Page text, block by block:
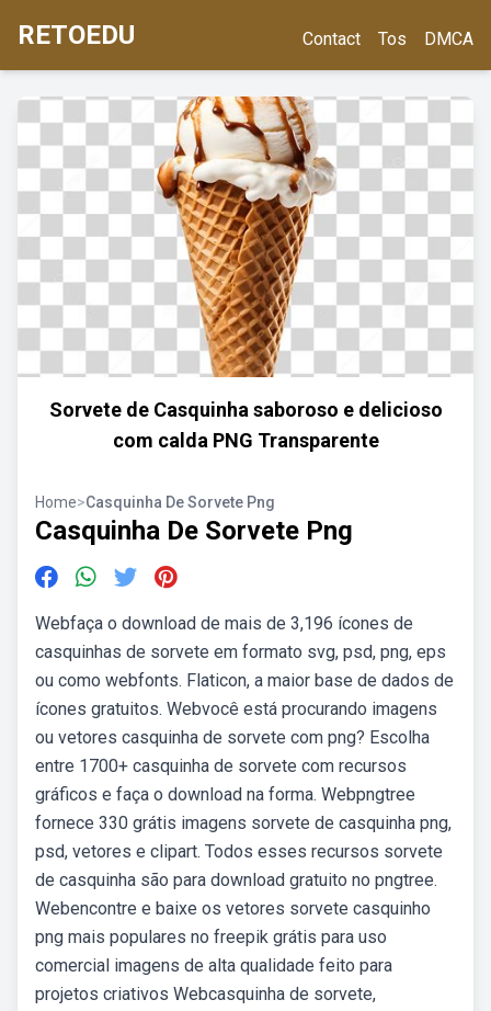
RETOEDU Contact Tos DMCA
Sorvete de Casquinha saboroso e delicioso
com calda PNG Transparente
Home>Casquinha De Sorvete Png
Casquinha De Sorvete Png
Webfaça o download de mais de 3,196 ícones de
casquinhas de sorvete em formato svg, psd, png, eps
ou como webfonts. Flaticon, a maior base de dados de
ícones gratuitos. Webvocê está procurando imagens
ou vetores casquinha de sorvete com png? Escolha
entre 1700+ casquinha de sorvete com recursos
gráficos e faça o download na forma. Webpngtree
fornece 330 grátis imagens sorvete de casquinha png,
psd, vetores e clipart. Todos esses recursos sorvete
de casquinha são para download gratuito no pngtree.
Webencontre e baixe os vetores sorvete casquinho
png mais populares no freepik grátis para uso
comercial imagens de alta qualidade feito para
projetos criativos Webcasquinha de sorvete,